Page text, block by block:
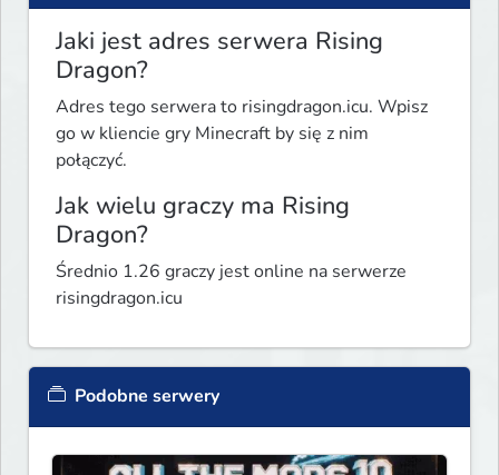
Jaki jest adres serwera Rising
Dragon?
Adres tego serwera to risingdragon.icu. Wpisz
go w kliencie gry Minecraft by się z nim
połączyć.
Jak wielu graczy ma Rising
Dragon?
Średnio 1.26 graczy jest online na serwerze
risingdragon.icu
Podobne serwery